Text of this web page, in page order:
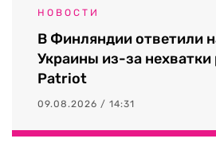
НОВОСТИ
В Финляндии ответили
Украины из-за нехватки
Patriot
09.08.2026 / 14:31